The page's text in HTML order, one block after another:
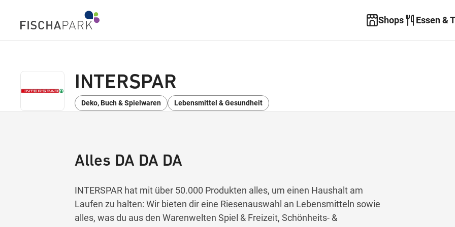
Shops Essen &
INTERSPAR
Deko, Buch & Spielwaren Lebensmittel & Gesundheit
Alles DA DA DA
INTERSPAR hat mit über 50.000 Produkten alles, um einen Haushalt am
Laufen zu halten: Wir bieten dir eine Riesenauswahl an Lebensmitteln sowie
alles, was du aus den Warenwelten Spiel & Freizeit, Schönheits- &